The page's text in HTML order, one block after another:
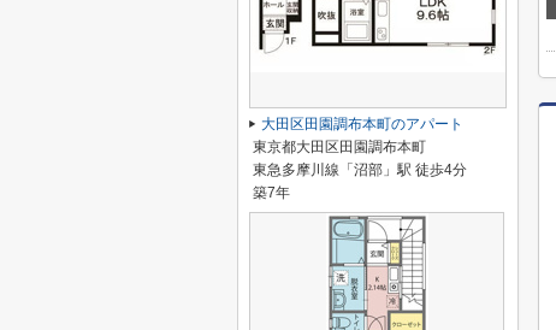
大田区田園調布本町のアパート
東京都大田区田園調布本町
東急多摩川線「沼部」駅 徒歩4分
築7年